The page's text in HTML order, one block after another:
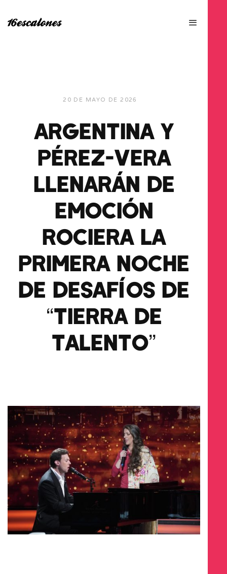
20 DE MAYO DE 2026
ARGENTINA Y
PÉREZ-VERA
LLENARÁN DE
EMOCIÓN
ROCIERA LA
PRIMERA NOCHE
DE DESAFÍOS DE
“TIERRA DE
TALENTO”